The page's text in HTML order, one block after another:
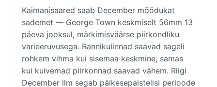
Kaimanisaared saab December mõõdukat
sademet — George Town keskmiselt 56mm 13
päeva jooksul, märkimisväärse piirkondliku
varieeruvusega. Rannikulinnad saavad sageli
rohkem vihma kui sisemaa keskmine, samas
kui kuivemad piirkonnad saavad vähem. Riigi
December ilm segab päikesepaistelisi perioode